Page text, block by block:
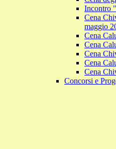
Incontro
Cena
maggio
Cena
Cena
Cena
Cena
Cena
Concorsi e